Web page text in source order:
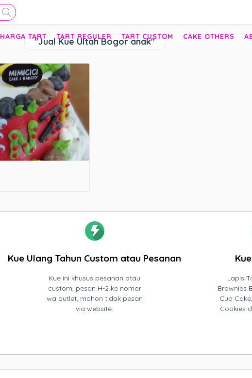
HARGA TART TART REGULER TART CUSTOM CAKE OTHERS
"Jual Kue Ultah Bogor anak"
Kue Ulang Tahun Custom atau Pesanan
Kue ini khusus pesanan atau
custom, pesan H-2 ke nomor
wa outlet, mohon tidak pesan
via website.
Lapis
Brownies
Cup
Cookies